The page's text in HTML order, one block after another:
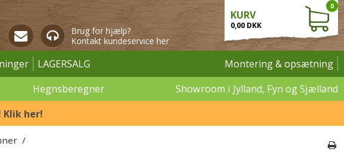
Brug for hjælp?
Kontakt kundeservice her
KURV
0,00 DKK
0
LAGERSALG
Montering & opsætning
Hegnsberegner
Showroom i Jylland, Fyn og Sjælland
Klik her!
/